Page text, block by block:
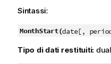
Sintassi:
MonthStart(date[,
Tipo di dati restituiti: